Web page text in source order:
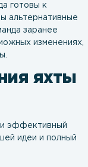
готовы к
альтернативные
заранее
изменениях,
яхты
и эффективный
идеи и полный